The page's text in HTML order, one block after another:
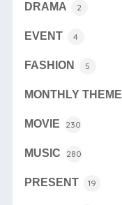
DRAMA 2
EVENT 4
FASHION 5
MONTHLY THEME
MOVIE 230
MUSIC 280
PRESENT 19